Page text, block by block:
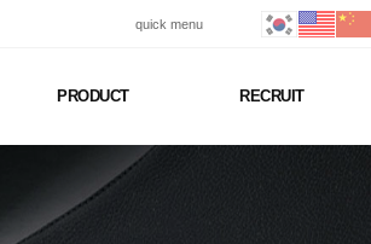
quick menu
PRODUCT RECRUIT